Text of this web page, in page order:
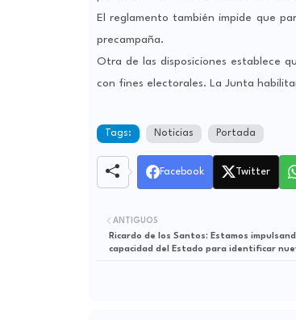
El reglamento también impide que
precampaña.
Otra de las disposiciones establece
con fines electorales. La Junta
Tags: Noticias Portada
Facebook Twitter
ANTIGUOS
Ricardo de los Santos: Estamos
capacidad del Estado para identificar